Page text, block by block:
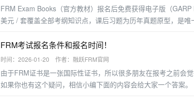
FRM Exam Books（官方教材）报名后免费获得电子版（
美元 / 套覆盖全部考纲知识点，课后习题为历年真题原型，是
FRM考试报名条件和报名时间！
时间：2026-01-20 作者：融跃FRM官网
由于FRM证书是一张国际性证书，所以很多朋友在报考之前会
如果你也有这个疑问，相信小编下面的内容会给大家一个答案。